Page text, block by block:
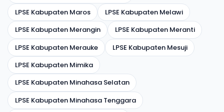
LPSE Kabupaten Maros
LPSE Kabupaten Melawi
LPSE Kabupaten Merangin
LPSE Kabupaten Meranti
LPSE Kabupaten Merauke
LPSE Kabupaten Mesuji
LPSE Kabupaten Mimika
LPSE Kabupaten Minahasa Selatan
LPSE Kabupaten Minahasa Tenggara